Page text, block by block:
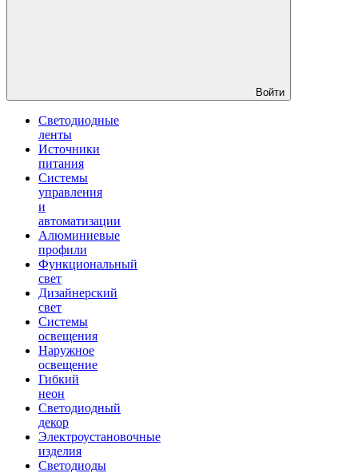
Войти
Светодиодные
ленты
Источники
питания
Системы
управления
и
автоматизации
Алюминиевые
профили
Функциональный
свет
Дизайнерский
свет
Системы
освещения
Наружное
освещение
Гибкий
неон
Светодиодный
декор
Электроустановочные
изделия
Светодиоды